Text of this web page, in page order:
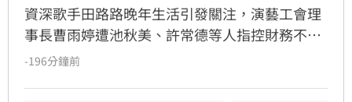
資深歌手田路路晚年生活引發關注，演藝工會理
事長曹雨婷遭池秋美、許常德等人指控財務不透
明及未照顧資深藝人，引發演藝圈軒然大波。針
-196分鐘前